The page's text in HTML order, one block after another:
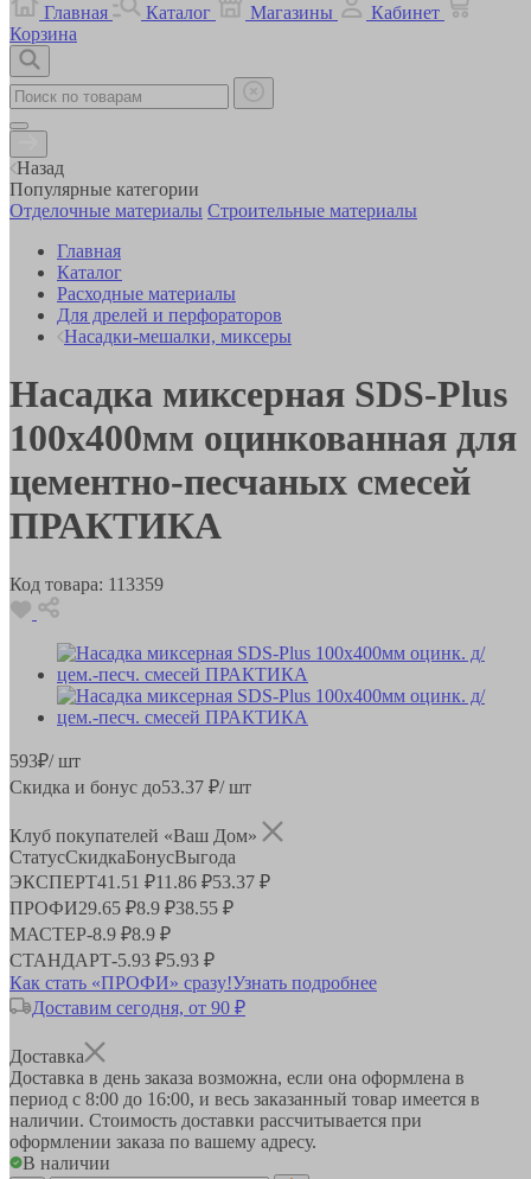
Главная
Каталог Магазины
Кабинет
Корзина
Назад
Популярные категории
Отделочные материалы Строительные материалы
Главная
Каталог
Расходные материалы
Для дрелей и перфораторов
Насадки-мешалки, миксеры
Насадка миксерная SDS-Plus
100х400мм оцинкованная для
цементно-песчаных смесей
ПРАКТИКА
Код товара: 113359
593₽/ шт
Скидка и бонус до53.37 ₽/ шт
Клуб покупателей «Ваш Дом»
СтатусСкидкаБонусВыгода
ЭКСПЕРТ41.51 ₽11.86 ₽53.37 ₽
ПРОФИ29.65 ₽8.9 ₽38.55 ₽
МАСТЕР-8.9 ₽8.9 ₽
СТАНДАРТ-5.93 ₽5.93 ₽
Как стать «ПРОФИ» сразу!Узнать подробнее
Доставим сегодня, от 90 ₽
Доставка
Доставка в день заказа возможна, если она оформлена в
период с 8:00 до 16:00, и весь заказанный товар имеется в
наличии. Стоимость доставки рассчитывается при
оформлении заказа по вашему адресу.
В наличии